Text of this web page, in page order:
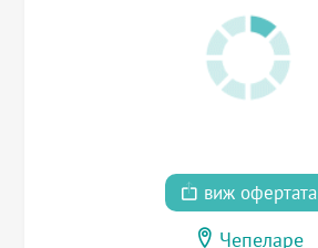
виж офертата
Чепеларе